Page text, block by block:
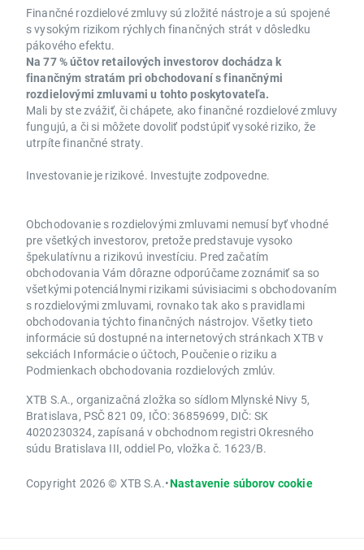
Finančné rozdielové zmluvy sú zložité nástroje a sú spojené
s vysokým rizikom rýchlych finančných strát v dôsledku
pákového efektu.
Na 77 % účtov retailových investorov dochádza k
finančným stratám pri obchodovaní s finančnými
rozdielovými zmluvami u tohto poskytovateľa.
Mali by ste zvážiť, či chápete, ako finančné rozdielové zmluvy
fungujú, a či si môžete dovoliť podstúpiť vysoké riziko, že
utrpíte finančné straty.
Investovanie je rizikové. Investujte zodpovedne.
Obchodovanie s rozdielovými zmluvami nemusí byť vhodné
pre všetkých investorov, pretože predstavuje vysoko
špekulatívnu a rizikovú investíciu. Pred začatím
obchodovania Vám dôrazne odporúčame zoznámiť sa so
všetkými potenciálnymi rizikami súvisiacimi s obchodovaním
s rozdielovými zmluvami, rovnako tak ako s pravidlami
obchodovania týchto finančných nástrojov. Všetky tieto
informácie sú dostupné na internetových stránkach XTB v
sekciách Informácie o účtoch, Poučenie o riziku a
Podmienkach obchodovania rozdielových zmlúv.
XTB S.A., organizačná zložka so sídlom Mlynské Nivy 5,
Bratislava, PSČ 821 09, IČO: 36859699, DIČ: SK
4020230324, zapísaná v obchodnom registri Okresného
súdu Bratislava III, oddiel Po, vložka č. 1623/B.
Copyright 2026 © XTB S.A.•Nastavenie súborov cookie